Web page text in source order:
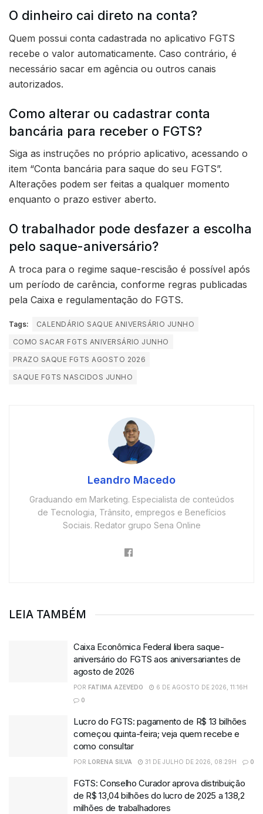
O dinheiro cai direto na conta?
Quem possui conta cadastrada no aplicativo FGTS
recebe o valor automaticamente. Caso contrário, é
necessário sacar em agência ou outros canais
autorizados.
Como alterar ou cadastrar conta
bancária para receber o FGTS?
Siga as instruções no próprio aplicativo, acessando o
item “Conta bancária para saque do seu FGTS”.
Alterações podem ser feitas a qualquer momento
enquanto o prazo estiver aberto.
O trabalhador pode desfazer a escolha
pelo saque-aniversário?
A troca para o regime saque-rescisão é possível após
um período de carência, conforme regras publicadas
pela Caixa e regulamentação do FGTS.
Tags:
CALENDÁRIO SAQUE ANIVERSÁRIO JUNHO
COMO SACAR FGTS ANIVERSÁRIO JUNHO
PRAZO SAQUE FGTS AGOSTO 2026
SAQUE FGTS NASCIDOS JUNHO
Leandro Macedo
Graduando em Marketing. Especialista de conteúdos
de Tecnologia, Trânsito, empregos e Benefícios
Sociais. Redator grupo Sena Online
LEIA TAMBÉM
Caixa Econômica Federal libera saque-
aniversário do FGTS aos aniversariantes de
agosto de 2026
POR FATIMA AZEVEDO
6 DE AGOSTO DE 2026, 11:16H
0
Lucro do FGTS: pagamento de R$ 13 bilhões
começou quinta-feira; veja quem recebe e
como consultar
POR LORENA SILVA 31 DE JULHO DE 2026, 08:29H 0
FGTS: Conselho Curador aprova distribuição
de R$ 13,04 bilhões do lucro de 2025 a 138,2
milhões de trabalhadores